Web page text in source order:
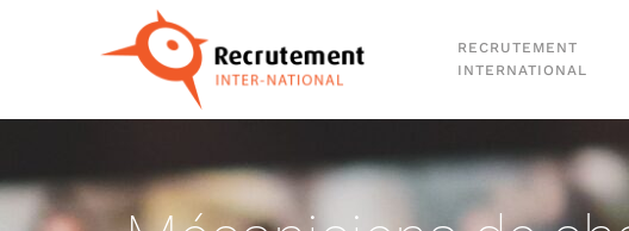
Passer au contenu principal
RECRUTEMENT
INTERNATIONAL